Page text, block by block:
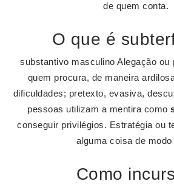
de quem conta.
O que é
substantivo masculino Alegação ou
quem procura, de maneira
dificuldades; pretexto, evasiva,
pessoas utilizam a mentira como
conseguir privilégios. Estratégia ou
alguma coisa de modo
Como